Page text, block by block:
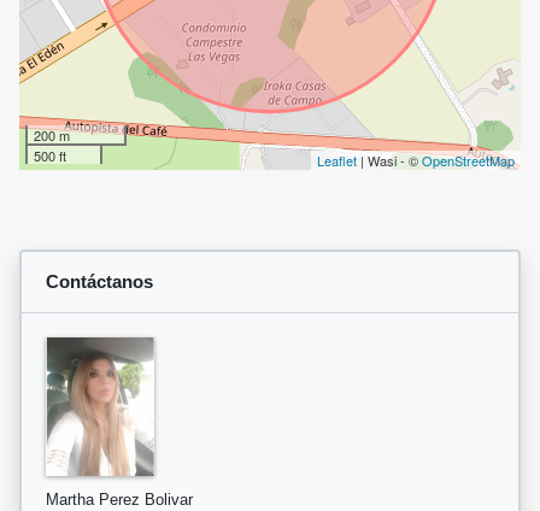
200 m
500 ft
Leaflet | Wasi - ©OpenStreetMap
Contáctanos
Martha Perez Bolivar